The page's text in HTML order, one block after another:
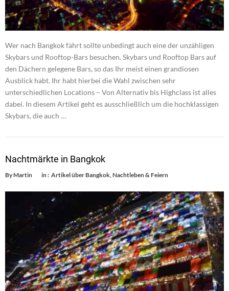
Wer nach Bangkok fährt sollte unbedingt auch eine der unzähligen
Skybars und Rooftop-Bars besuchen. Skybars und Rooftop Bars auf
den Dächern gelegene Bars, so das Ihr meist einen grandiosen
Ausblick habt. Ihr habt hierbei die Wahl zwischen sehr
unterschiedlichen Locations – Von Alternativ bis Highclass ist alles
dabei. In diesem Artikel geht es ausschließlich um die hochklassigen
Skybars, die auch …
Nachtmärkte in Bangkok
ByMartin in : Artikel über Bangkok,Nachtleben & Feiern